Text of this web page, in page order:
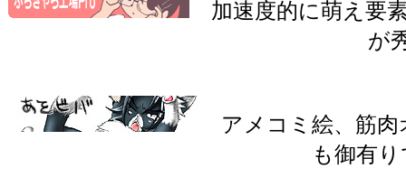
加速度的に萌え要
が
アメコミ絵、筋肉
も御有